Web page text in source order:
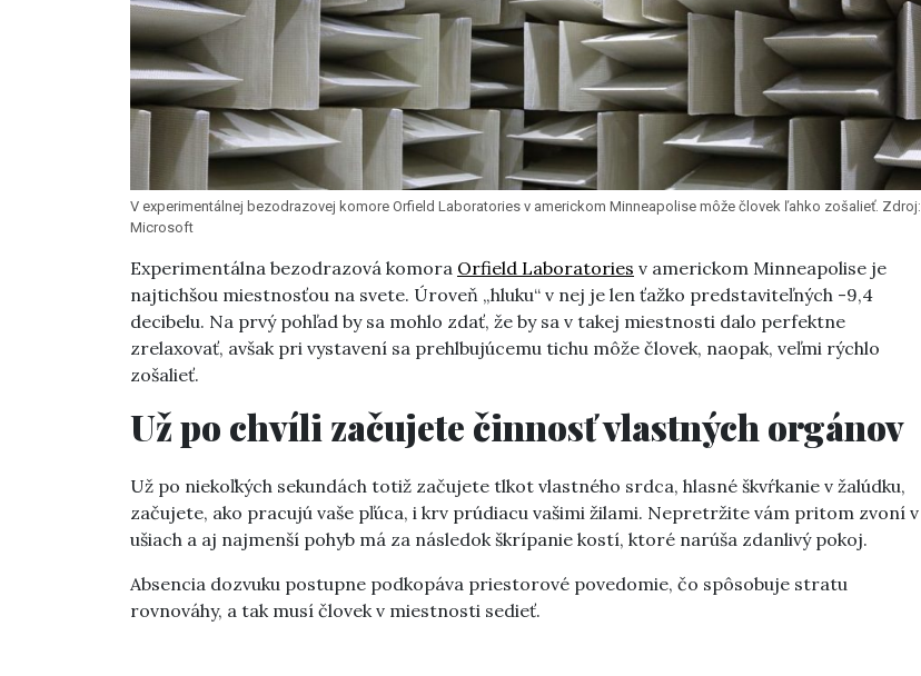
V experimentálnej bezodrazovej komore Orfield Laboratories v americkom Minneapolise môže človek ľahko zošalieť. Zdroj:
Microsoft
Experimentálna bezodrazová komora Orfield Laboratories v americkom Minneapolise je
najtichšou miestnosťou na svete. Úroveň „hluku“ v nej je len ťažko predstaviteľných -9,4
decibelu. Na prvý pohľad by sa mohlo zdať, že by sa v takej miestnosti dalo perfektne
zrelaxovať, avšak pri vystavení sa prehlbujúcemu tichu môže človek, naopak, veľmi rýchlo
zošalieť.
Už po chvíli začujete činnosť vlastných orgánov
Už po niekoľkých sekundách totiž začujete tlkot vlastného srdca, hlasné škvŕkanie v žalúdku,
začujete, ako pracujú vaše pľúca, i krv prúdiacu vašimi žilami. Nepretržite vám pritom zvoní v
ušiach a aj najmenší pohyb má za následok škrípanie kostí, ktoré narúša zdanlivý pokoj.
Absencia dozvuku postupne podkopáva priestorové povedomie, čo spôsobuje stratu
rovnováhy, a tak musí človek v miestnosti sedieť.